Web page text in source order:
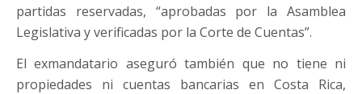
partidas reservadas, “aprobadas por la Asamblea
Legislativa y verificadas por la Corte de Cuentas”.
El exmandatario aseguró también que no tiene ni
propiedades ni cuentas bancarias en Costa Rica,